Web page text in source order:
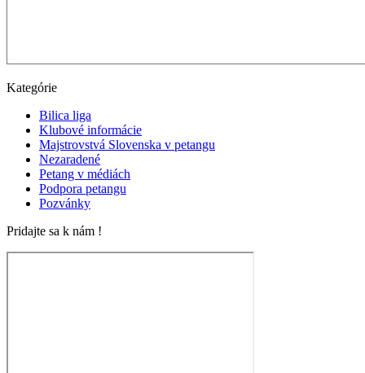
Kategórie
Bilica liga
Klubové informácie
Majstrovstvá Slovenska v petangu
Nezaradené
Petang v médiách
Podpora petangu
Pozvánky
Pridajte sa k nám !